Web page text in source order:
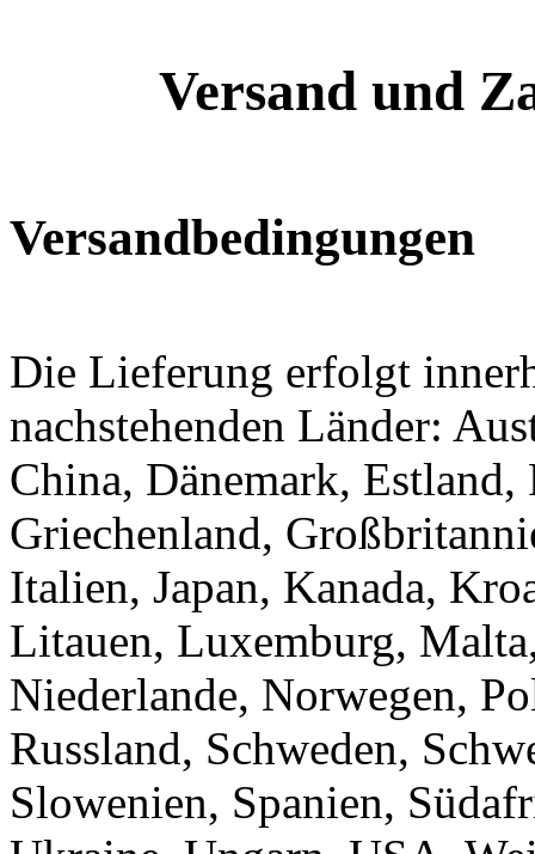
Versand und
Versandbedingungen
Die Lieferung erfolgt
nachstehenden Länder:
China, Dänemark,
Griechenland,
Italien, Japan, Kanada,
Litauen, Luxemburg,
Niederlande, Norwegen,
Russland, Schweden,
Slowenien, Spanien,